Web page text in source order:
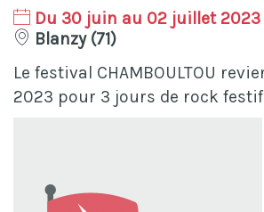
Du 30 juin au 02 juillet 2023
Blanzy (71)
Le festival CHAMBOULTOU
2023 pour 3 jours de rock